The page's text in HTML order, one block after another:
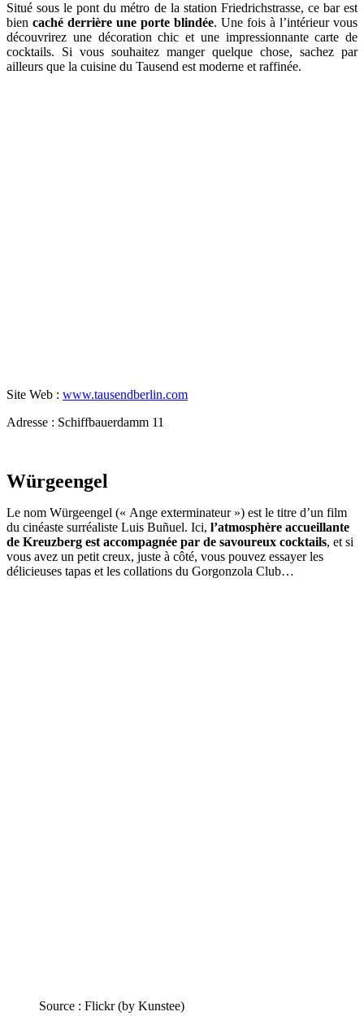
Situé sous le pont du métro de la station Friedrichstrasse, ce bar est
bien caché derrière une porte blindée. Une fois à l’intérieur vous
découvrirez une décoration chic et une impressionnante carte de
cocktails. Si vous souhaitez manger quelque chose, sachez par
ailleurs que la cuisine du Tausend est moderne et raffinée.
Site Web : www.tausendberlin.com
Adresse : Schiffbauerdamm 11
Würgeengel
Le nom Würgeengel (« Ange exterminateur ») est le titre d’un film
du cinéaste surréaliste Luis Buñuel. Ici, l’atmosphère accueillante
de Kreuzberg est accompagnée par de savoureux cocktails, et si
vous avez un petit creux, juste à côté, vous pouvez essayer les
délicieuses tapas et les collations du Gorgonzola Club…
Source : Flickr (by Kunstee)